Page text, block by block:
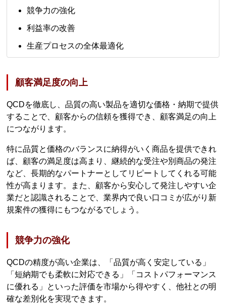
競争力の強化
利益率の改善
生産プロセスの全体最適化
顧客満足度の向上
QCDを徹底し、品質の高い製品を適切な価格・納期で提供
することで、顧客からの信頼を獲得でき、顧客満足の向上
につながります。
特に品質と価格のバランスに納得がいく商品を提供できれ
ば、顧客の満足度は高まり、継続的な受注や別商品の発注
など、長期的なパートナーとしてリピートしてくれる可能
性が高まります。また、顧客から安心して発注しやすい企
業だと認識されることで、業界内で良い口コミが広がり新
規案件の獲得にもつながるでしょう。
競争力の強化
QCDの精度が高い企業は、「品質が高く安定している」
「短納期でも柔軟に対応できる」「コストパフォーマンス
に優れる」といった評価を市場から得やすく、他社との明
確な差別化を実現できます。